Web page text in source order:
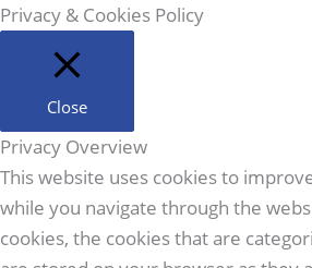
Privacy & Cookies Policy
Close
Privacy Overview
This website uses cookies to
while you navigate through the
cookies, the cookies that are